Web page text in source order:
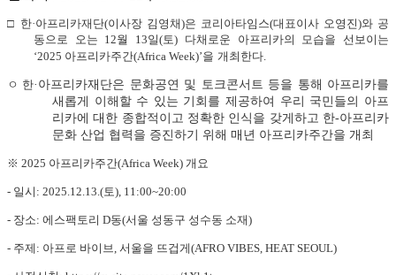
□ 한·아프리카재단(이사장 김영채)은 코리아타임스(대표이사 오영진)와 공
동으로 오는 12월 13일(토) 다채로운 아프리카의 모습을 선보이는
‘2025 아프리카주간(Africa Week)’을 개최한다.
ㅇ 한· 아프리카재단은 문화공연 및 토크콘서트 등을 통해 아프리카를
새롭게 이해할 수 있는 기회를 제공하여 우리 국민들의 아프
리카에 대한 종합적이고 정확한 인식을 갖게하고 한-아프리카
문화 산업 협력을 증진하기 위해 매년 아프리카주간을 개최
※ 2025 아프리카주간(Africa Week) 개요
- 일시 : 2025.12.13.(토), 11:00~20:00
- 장소: 에스팩토리 D동(서울 성동구 성수동 소재)
- 주제 : 아프로 바이브 서울을 뜨겁게(AFRO VIBES, HEAT SEOUL)